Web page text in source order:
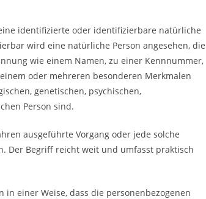
identifizierte oder identifizierbare natürliche
wird eine natürliche Person angesehen, die
wie einem Namen, zu einer Kennnummer,
oder mehreren besonderen Merkmalen
genetischen, psychischen,
Person sind.
ausgeführte Vorgang oder jede solche
Der Begriff reicht weit und umfasst praktisch
in einer Weise, dass die personenbezogenen